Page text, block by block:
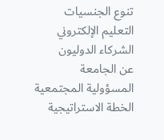
تنوع الجنسيات
التعليم الإلكتروني
الشركاء الدوليون
عن الجامعة
المسؤولية المجتمعية
الخطة الاستراتيجية